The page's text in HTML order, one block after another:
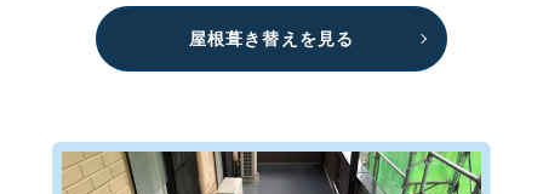
屋根葺き替えを見る